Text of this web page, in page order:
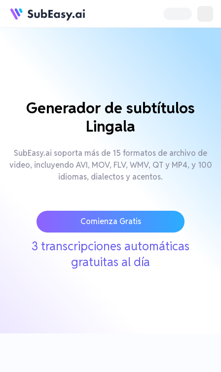
Generador de subtítulos
Lingala
SubEasy.ai soporta más de 15 formatos de archivo de
video, incluyendo AVI, MOV, FLV, WMV, QT y MP4, y 100
idiomas, dialectos y acentos.
Comienza Gratis
3 transcripciones automáticas
gratuitas al día